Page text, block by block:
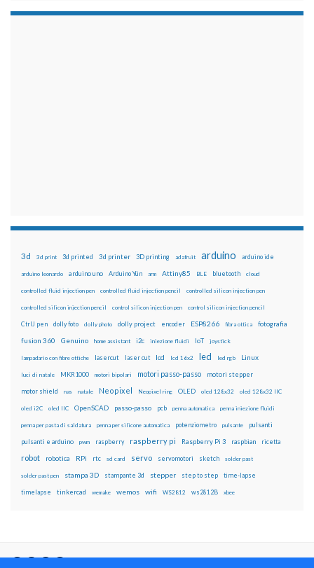
3d 3d print 3d printed 3d printer 3D printing adafruit arduino arduino ide
arduino leonardo arduino uno Arduino Yún arm Attiny85 BLE bluetooth cloud
controlled fluid injection pen controlled fluid injection pencil controlled silicon injection pen
controlled silicon injection pencil control silicon injection pen control silicon injection pencil
CtrlJ pen dolly foto dolly photo dolly project encoder ESP8266 fibra ottica fotografia
fusion 360 Genuino home assistant i2c iniezione fluidi IoT joystick
lampadario con fibre ottiche lasercut laser cut lcd lcd 16x2 led led rgb Linux
luci di natale MKR1000 motori bipolari motori passo-passo motori stepper
motor shield nas natale Neopixel Neopixel ring OLED oled 128x32 oled 128x32 IIC
oled i2C oled IIC OpenSCAD passo-passo pcb penna automatica penna iniezione fluidi
penna per pasta di saldatura penna per silicone automatica potenziometro pulsante pulsanti
pulsanti e arduino pwm raspberry raspberry pi Raspberry Pi 3 raspbian ricetta
robot robotica RPi rtc sd card servo servomotori sketch solder past
solder past pen stampa 3D stampante 3d stepper step to step time-lapse
timelapse tinkercad wemake wemos wifi WS2812 ws2812B xbee